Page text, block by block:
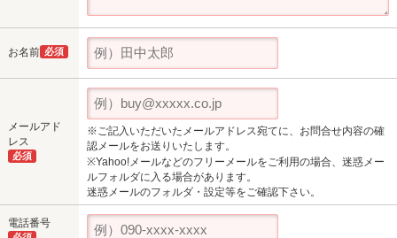
お名前 必須
メールアド
レス
必須
※ご記入いただいたメールアドレス宛てに、お問合せ内容の確
認メールをお送りいたします。
※Yahoo!メールなどのフリーメールをご利用の場合、迷惑メー
ルフォルダに入る場合があります。
迷惑メールのフォルダ・設定等をご確認下さい。
電話番号